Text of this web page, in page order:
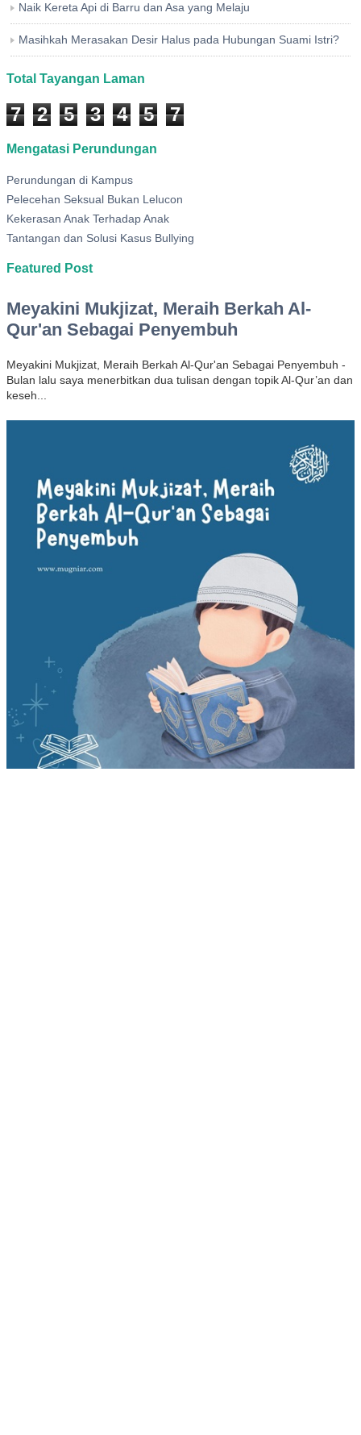
Naik Kereta Api di Barru dan Asa yang Melaju
Masihkah Merasakan Desir Halus pada Hubungan Suami Istri?
Total Tayangan Laman
7 2 5 3 4 5 7
Mengatasi Perundungan
Perundungan di Kampus
Pelecehan Seksual Bukan Lelucon
Kekerasan Anak Terhadap Anak
Tantangan dan Solusi Kasus Bullying
Featured Post
Meyakini Mukjizat, Meraih Berkah Al-
Qur'an Sebagai Penyembuh
Meyakini Mukjizat, Meraih Berkah Al-Qur'an Sebagai Penyembuh -
Bulan lalu saya menerbitkan dua tulisan dengan topik Al-Qur’an dan
keseh...